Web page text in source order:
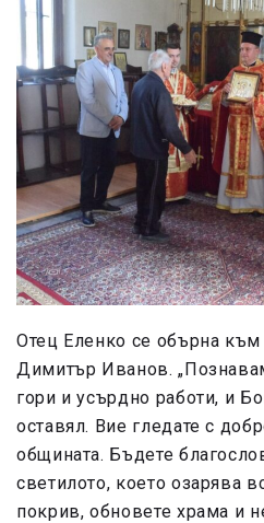
Отец Еленко се обърна
Димитър Иванов.
гори и усърдно работи, и
оставял. Вие гледате с
общината. Бъдете
светилото, което озарява
покрив, обновете храма и